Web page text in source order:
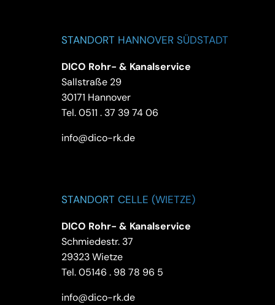
STANDORT HANNOVER SÜDSTADT
DICO Rohr- & Kanalservice
Sallstraße 29
30171 Hannover
Tel.0511 . 37 39 74 06
info@dico-rk.de
STANDORT CELLE (WIETZE)
DICO Rohr- & Kanalservice
Schmiedestr. 37
29323 Wietze
Tel.05146 . 98 78 96 5
info@dico-rk.de